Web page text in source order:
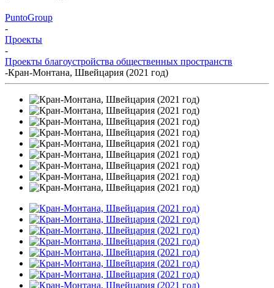
PuntoGroup
-
Проекты
-
Проекты благоустройства общественных пространств
-Кран-Монтана, Швейцария (2021 год)